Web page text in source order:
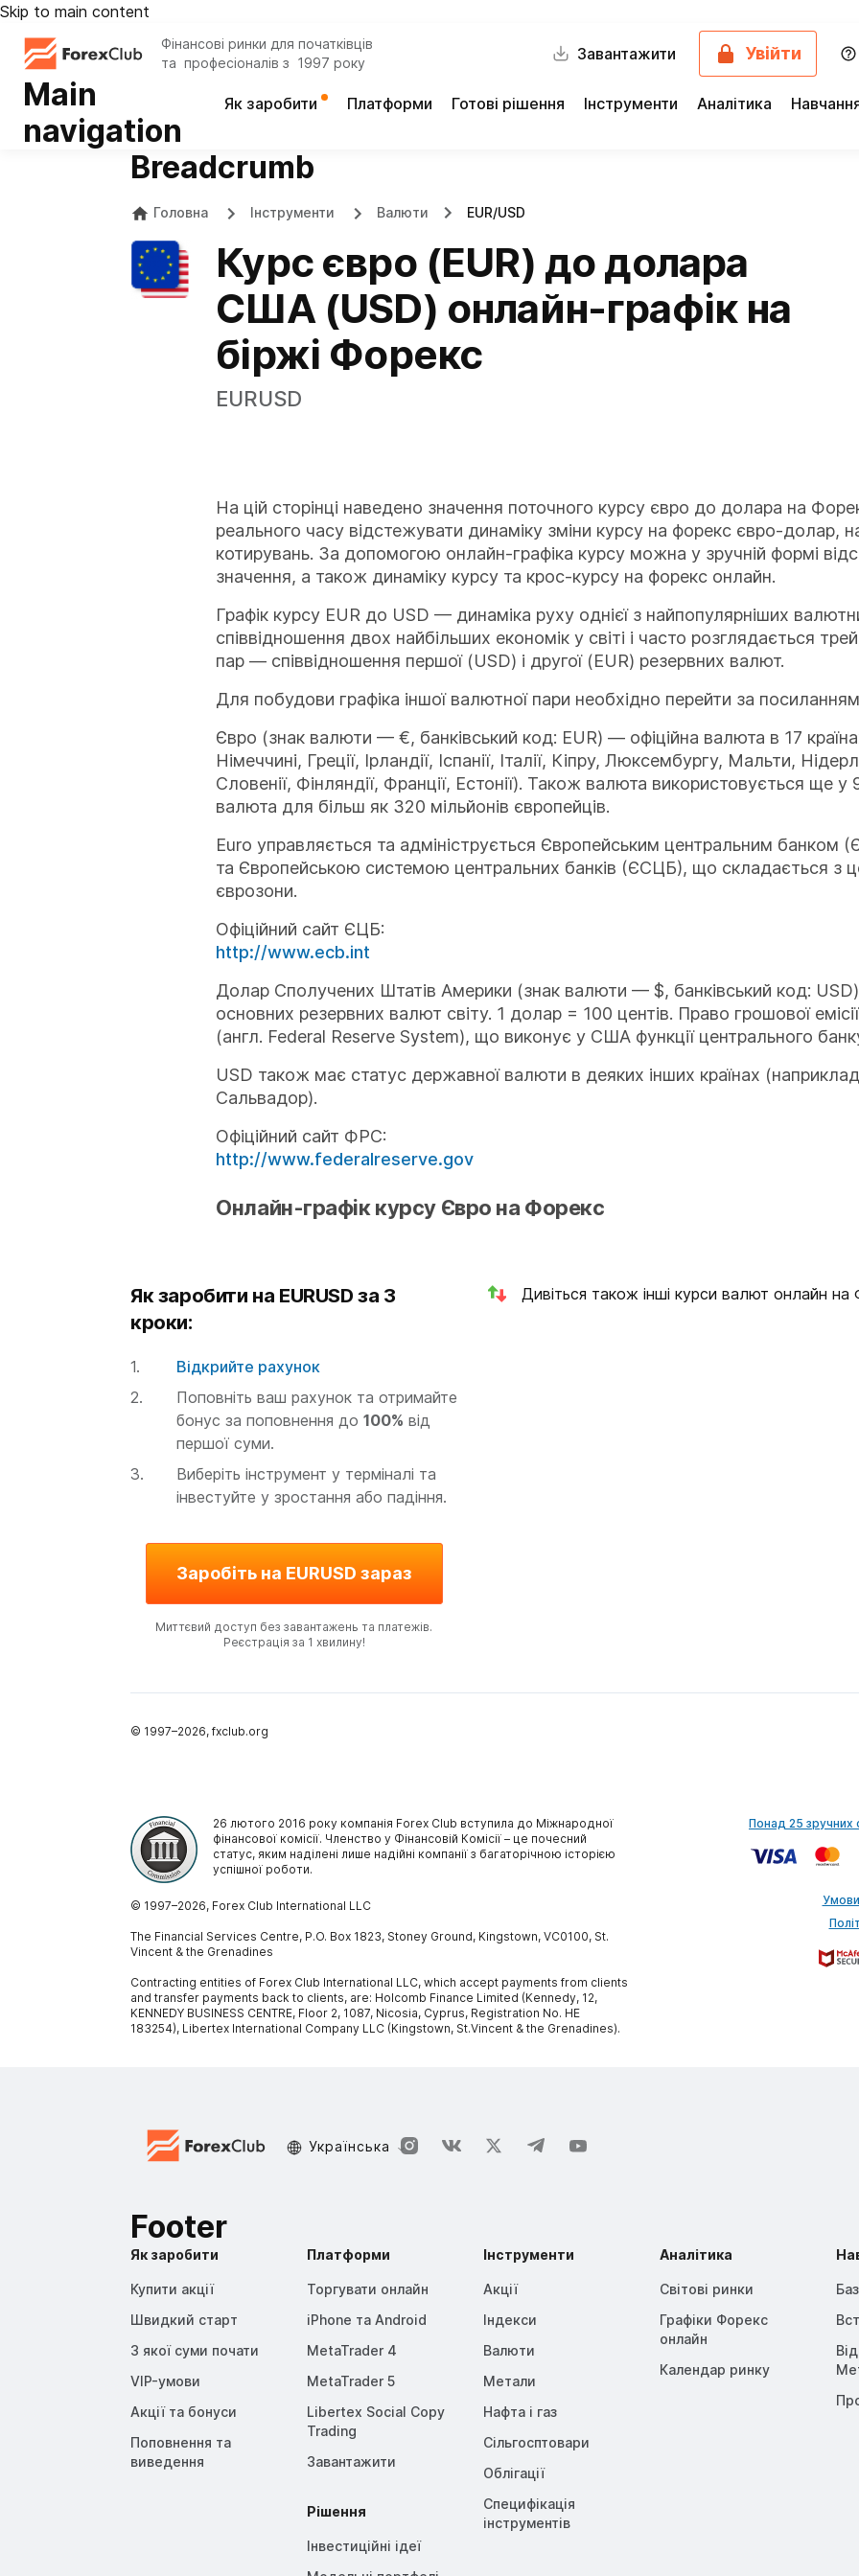
Skip to main content
Фінансові ринки для початківців
та професіоналів з 1997 року
Завантажити Увійти
Main
navigation
Як заробити Платформи Готові рішення Інструменти Аналітика
Breadcrumb
Головна Інструменти Валюти EUR/USD
Курс євро (EUR) до долара
США (USD) онлайн-графік на
біржі Форекс
EURUSD
На цій сторінці наведено значення поточного курсу євро до долара на
реального часу відстежувати динаміку зміни курсу на форекс євро-долар,
котирувань. За допомогою онлайн-графіка курсу можна у зручній формі
значення, а також динаміку курсу та крос-курсу на форекс онлайн.
Графік курсу EUR до USD — динаміка руху однієї з найпопулярніших
співвідношення двох найбільших економік у світі і часто розглядається
пар — співвідношення першої (USD) і другої (EUR) резервних валют.
Для побудови графіка іншої валютної пари необхідно перейти за
Євро (знак валюти — €, банківський код: EUR) — офіційна валюта в 17
Німеччині, Греції, Ірландії, Іспанії, Італії, Кіпру, Люксембургу, Мальти,
Словенії, Фінляндії, Франції, Естонії). Також валюта використовується
валюта для більш як 320 мільйонів європейців.
Euro управляється та адмініструється Європейським центральним банком
та Європейською системою центральних банків (ЄСЦБ), що складається з
єврозони.
Офіційний сайт ЄЦБ:
http://www.ecb.int
Долар Сполучених Штатів Америки (знак валюти — $, банківський код:
основних резервних валют світу. 1 долар = 100 центів. Право грошової
(англ. Federal Reserve System), що виконує у США функції центрального
USD також має статус державної валюти в деяких інших країнах
Сальвадор).
Офіційний сайт ФРС:
http://www.federalreserve.gov
Онлайн-графік курсу Євро на Форекс
Як заробити на EURUSD за 3
кроки:
Відкрийте рахунок
Поповніть ваш рахунок та отримайте
бонус за поповнення до 100% від
першої суми.
Виберіть інструмент у терміналі та
інвестуйте у зростання або падіння.
Заробіть на EURUSD зараз
Миттєвий доступ без завантажень та платежів.
Реєстрація за 1 хвилину!
Дивіться також інші курси валют онлайн на
© 1997–2026, fxclub.org
26 лютого 2016 року компанія Forex Club вступила до Міжнародної
фінансової комісії. Членство у Фінансовій Комісії – це почесний
статус, яким наділені лише надійні компанії з багаторічною історією
успішної роботи.
© 1997–2026, Forex Club International LLC
The Financial Services Centre, P.O. Box 1823, Stoney Ground, Kingstown, VC0100, St.
Vincent & the Grenadines
Contracting entities of Forex Club International LLC, which accept payments from clients
and transfer payments back to clients, are: Holcomb Finance Limited (Kennedy, 12,
KENNEDY BUSINESS CENTRE, Floor 2, 1087, Nicosia, Cyprus, Registration No. HE
183254), Libertex International Company LLC (Kingstown, St.Vincent & the Grenadines).
Понад 25 зручних
Украïнська
Footer
Як заробити
Купити акції
Швидкий старт
З якої суми почати
VIP-умови
Акції та бонуси
Поповнення та
виведення
Платформи
Торгувати онлайн
iPhone та Android
MetaTrader 4
MetaTrader 5
Libertex Social Copy
Trading
Завантажити
Рішення
Інвестиційні ідеї
Інструменти
Акції
Індекси
Валюти
Метали
Нафта і газ
Сільгосптовари
Облігації
Специфікація
інструментів
Аналітика
Світові ринки
Графіки Форекс
онлайн
Календар ринку